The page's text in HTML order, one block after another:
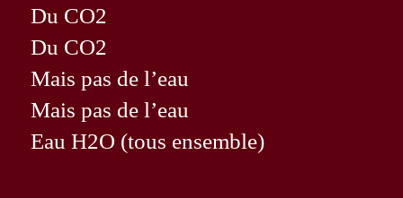
Du CO2
Du CO2
Mais pas de l’eau
Mais pas de l’eau
Eau H2O (tous ensemble)